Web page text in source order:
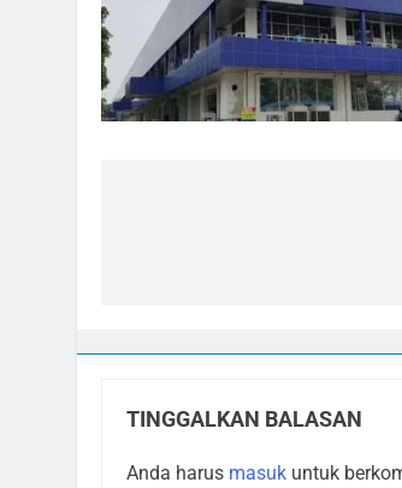
TINGGALKAN BALASAN
Anda harus masuk untuk